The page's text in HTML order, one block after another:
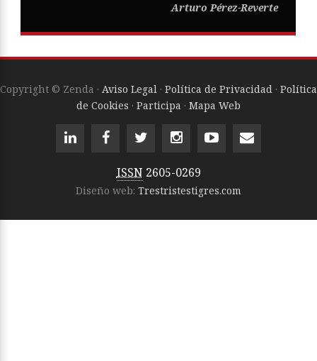
Arturo Pérez-Reverte
Copyright © Zenda · Aviso Legal · Política de Privacidad · Política
de Cookies · Participa · Mapa Web
ISSN 2605-0269
Diseño web: Trestristestigres.com